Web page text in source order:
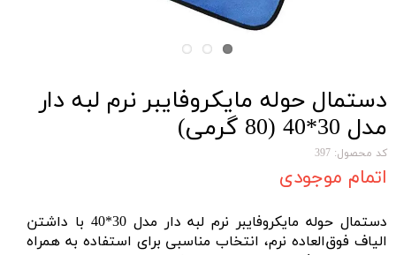
دستمال حوله مایکروفایبر نرم لبه دار
مدل 30*40 (80 گرمی)
کد محصول: 397
اتمام موجودی
دستمال حوله مایکروفایبر نرم لبه دار مدل 30*40 با داشتن
الیاف فوق‌العاده نرم، انتخاب مناسبی برای استفاده به همراه